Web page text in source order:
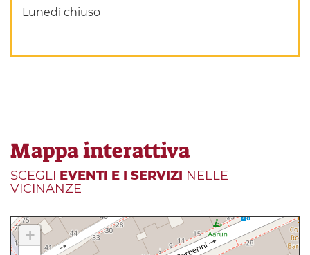
Lunedì chiuso
Mappa interattiva
SCEGLI EVENTI E I SERVIZI NELLE
VICINANZE
+